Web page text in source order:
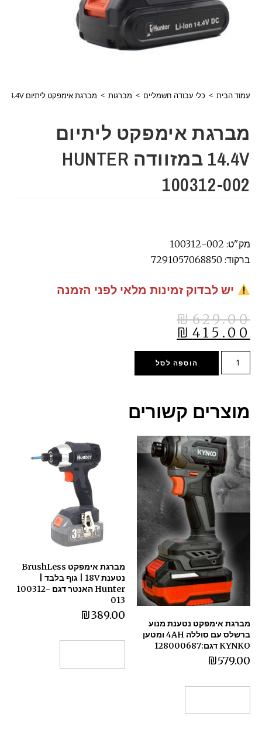
עמוד הבית > כלי עבודה חשמליים > מברגות > מברגת אימפקט ליתיום 14.4V במזוודה HUNTER 100312-002
מברגת אימפקט ליתיום
14.4V במזוודה HUNTER
100312-002
מק"ט: 100312-002
ברקוד: 7291057068850
יש לבדוק זמינות מלאי לפני הזמנה
₪629.00
₪ 415.00
הוספה לסל
מוצרים קשורים
מברגת אימפקט נטענת מנוע
ברשלס עם סוללה 4AH ומטען
KYNKO דגם:128000687
₪579.00
מברגת אימפקט BrushLess
נטענת 18V | גוף בלבד |
Hunter האנטר דגם 100312-
013
₪389.00